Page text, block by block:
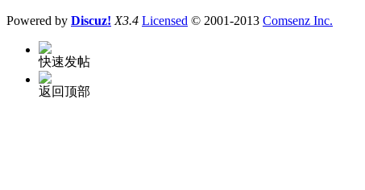
Powered by Discuz! X3.4 Licensed © 2001-2013 Comsenz Inc.
快速发帖
返回顶部